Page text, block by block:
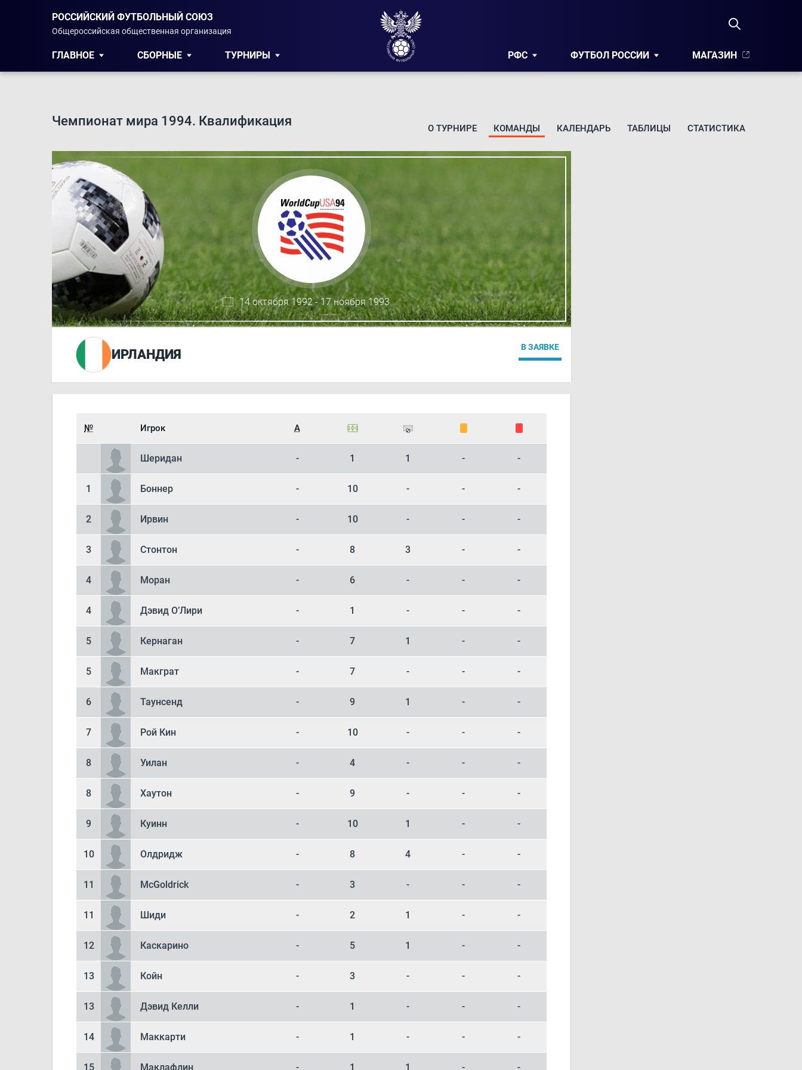
РОССИЙСКИЙ ФУТБОЛЬНЫЙ СОЮЗ
Общероссийская общественная организация
ГЛАВНОЕ СБОРНЫЕ ТУРНИРЫ РФС ФУТБОЛ РОССИИ МАГАЗИН
Чемпионат мира 1994. Квалификация О ТУРНИРЕ КОМАНДЫ КАЛЕНДАРЬ ТАБЛИЦЫ СТАТИСТИКА
14 октября 1992 - 17 ноября 1993
ИРЛАНДИЯ В ЗАЯВКЕ
№ Игрок А
Шеридан - 1 1 - -
1 Боннер - 10 - - -
2 Ирвин - 10 - - -
3 Стонтон - 8 3 - -
4 Моран - 6 - - -
4 Дэвид О’Лири - 1 - - -
5 Кернаган - 7 1 - -
5 Макграт - 7 - - -
6 Таунсенд - 9 1 - -
7 Рой Кин - 10 - - -
8 Уилан - 4 - - -
8 Хаутон - 9 - - -
9 Куинн - 10 1 - -
10 Олдридж - 8 4 - -
11 McGoldrick - 3 - - -
11 Шиди - 2 1 - -
12 Каскарино - 5 1 - -
13 Койн - 3 - - -
13 Дэвид Келли - 1 - - -
14 Маккарти - 1 - - -
15 Маклафлин - 1 1 - -